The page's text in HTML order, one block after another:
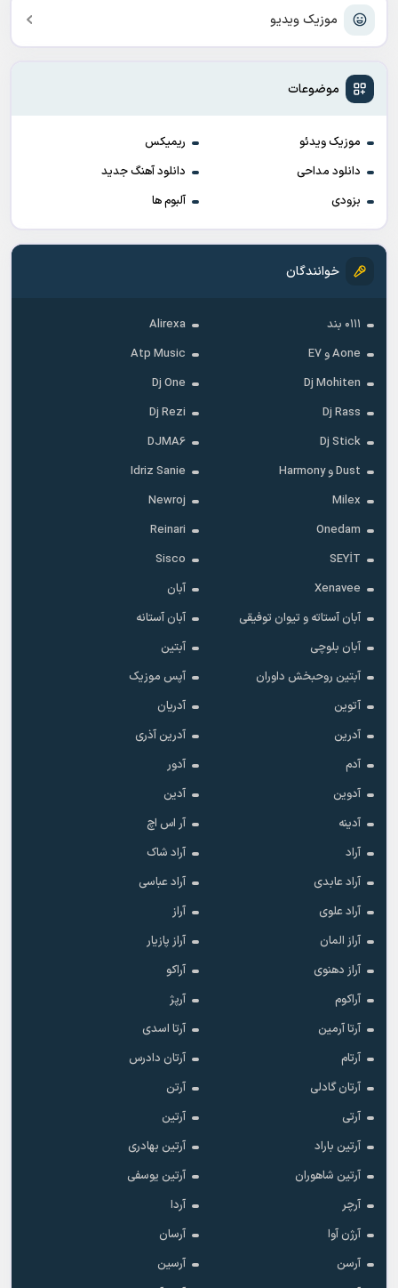
موزیک ویدیو
موضوعات
موزیک ویدئو
ریمیکس
دانلود مداحی
دانلود آهنگ جدید
بزودی
آلبوم ها
خوانندگان
۰۱۱۱ بند
Alirexa
Aone و E7
Atp Music
Dj Mohiten
Dj One
Dj Rass
Dj Rezi
Dj Stick
DJMA6
Dust و Harmony
Idriz Sanie
Milex
Newroj
Onedam
Reinari
SEYİT
Sisco
Xenavee
آبان
آبان آستاته و تیوان توفیقی
آبان آستانه
آبان بلوچی
آبتین
آبتین روحبخش داوران
آپس موزیک
آتوین
آدریان
آدرین
آدرین آذری
آدم
آدور
آدوین
آدین
آدینه
آر اس اچ
آراد
آراد شاک
آراد عابدی
آراد عباسی
آراد علوی
آراز
آراز المان
آراز پازیار
آراز دهنوی
آراکو
آراکوم
آرپژ
آرتا آرمین
آرتا اسدی
آرتام
آرتان دادرس
آرتان گادلی
آرتن
آرتی
آرتین
آرتین باراد
آرتین بهادری
آرتین شاهوران
آرتین یوسفی
آرچر
آردا
آرژن آوا
آرسان
آرسن
آرسین